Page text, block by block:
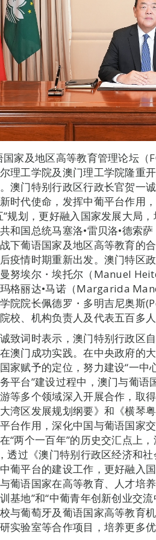
国家及地区高等教育管理论坛（
理工学院及澳门理工学院隆重
澳门特别行政区行政长官贺一
时代使命，发挥中葡平台作用
”规划，更好融入国家发展大局
和国总统马塞洛•雷贝洛•德索
下葡语国家及地区高等教育的
疫情时期重新出发。澳门特区
努埃尔・埃托尔（Manuel
格丽达•马诺（Margarida
院院长佩德罗・多明吉尼奥斯
校、机构负责人及代表五百多
致词时表示，澳门特别行政区
澳门成功实践。在中央政府的
家赋予的定位，努力建设“一中
平台”建设过程中，澳门与葡
等多个领域深入开展合作，取
湾区发展规划纲要》和《横琴
台作用，深化中国与葡语国家
“两个一百年”的历史交汇点上
透过《澳门特别行政区经济和
葡平台的建设工作，更好融入
葡语国家在高等教育、人才培
基地”和“中葡青年创新创业交
与葡萄牙及葡语国家高等教育
实验室等合作项目，培养更多优